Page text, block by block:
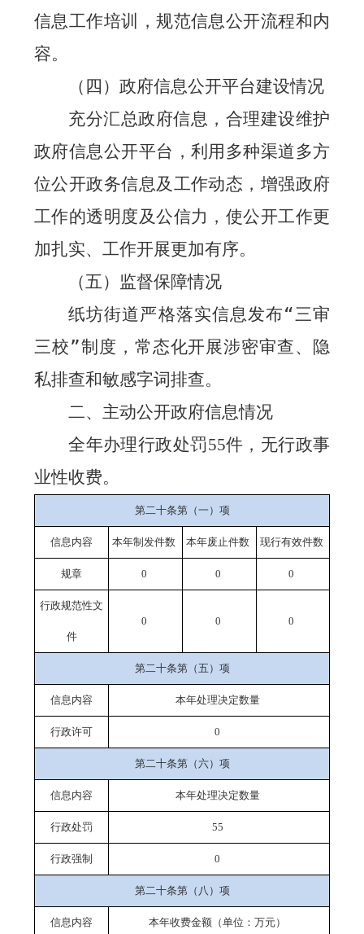
信息工作培训，规范信息公开流程和内
容。
（四）政府信息公开平台建设情况
充分汇总政府信息，合理建设维护
政府信息公开平台，利用多种渠道多方
位公开政务信息及工作动态，增强政府
工作的透明度及公信力，使公开工作更
加扎实、工作开展更加有序。
（五）监督保障情况
纸坊街道严格落实信息发布“三审
三校”制度，常态化开展涉密审查、隐
私排查和敏感字词排查。
二、主动公开政府信息情况
全年办理行政处罚55件，无行政事
业性收费。
第二十条第（一）项
信息内容 本年制发件数 本年废止件数 现行有效件数
规章 0 0 0
行政规范性文
件
0 0 0
第二十条第（五）项
信息内容 本年处理决定数量
行政许可 0
第二十条第（六）项
信息内容 本年处理决定数量
行政处罚 55
行政强制 0
第二十条第（八）项
信息内容 本年收费金额（单位：万元）